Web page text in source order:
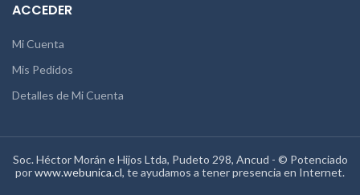
ACCEDER
Mi Cuenta
Mis Pedidos
Detalles de Mi Cuenta
Soc. Héctor Morán e Hijos Ltda, Pudeto 298, Ancud - © Potenciado
porwww.webunica.cl, te ayudamos a tener presencia en Internet.